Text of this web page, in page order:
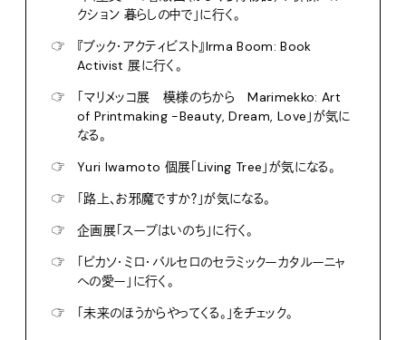
クション 暮らしの中で」に行く。
☞
『ブック・アクティビスト』Irma Boom: Book
Activist 展に行く。
☞
「マリメッコ展 模様のちから Marimekko: Art
of Printmaking -Beauty, Dream, Love」が気に
なる。
☞
Yuri Iwamoto 個展「Living Tree」が気になる。
☞
「路上、お邪魔ですか？」が気になる。
☞
企画展「スープはいのち」に行く。
☞
「ピカソ・ミロ・バルセロのセラミックーカタルーニャ
への愛ー」に行く。
☞
「未来のほうからやってくる。」をチェック。